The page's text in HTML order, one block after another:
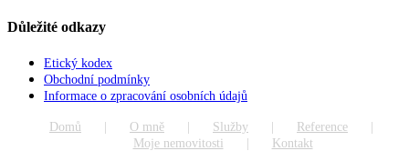
Důležité odkazy
Etický kodex
Obchodní podmínky
Informace o zpracování osobních údajů
Domů O mně Služby
Reference
Moje nemovitosti
Kontakt